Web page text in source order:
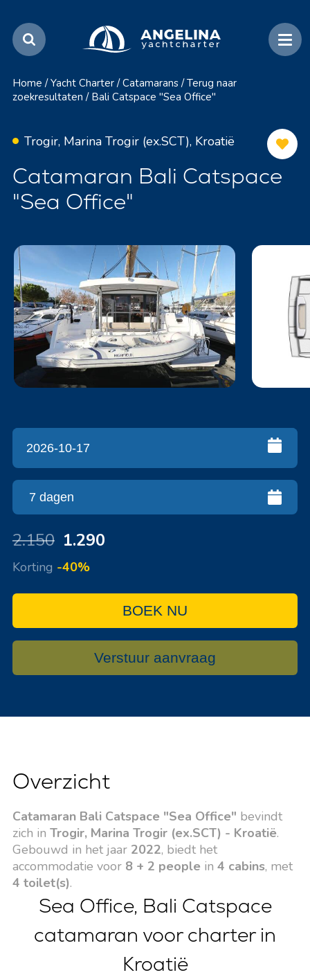
Home / Yacht Charter / Catamarans / Terug naar
zoekresultaten / Bali Catspace "Sea Office"
Trogir, Marina Trogir (ex.SCT), Kroatië
Catamaran Bali Catspace
"Sea Office"
2.150 1.290
Korting -40%
BOEK NU
Verstuur aanvraag
Overzicht
Catamaran Bali Catspace "Sea Office" bevindt
zich in Trogir, Marina Trogir (ex.SCT) - Kroatië.
Gebouwd in het jaar 2022, biedt het
accommodatie voor 8 + 2 people in 4 cabins, met
4 toilet(s).
Sea Office, Bali Catspace
catamaran voor charter in
Kroatië